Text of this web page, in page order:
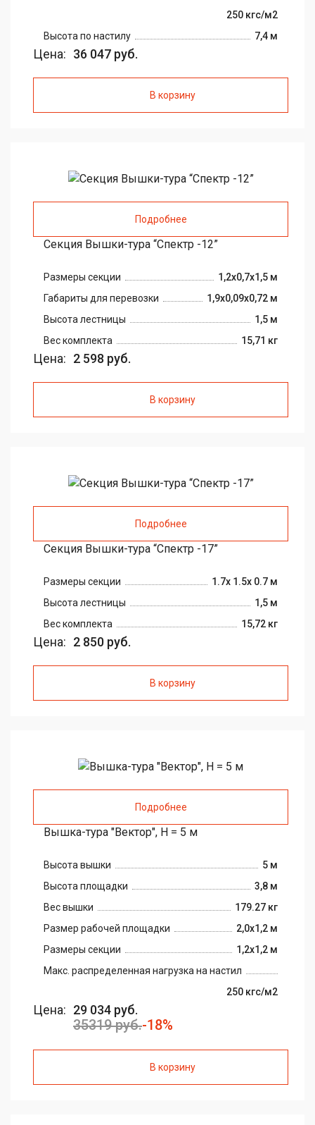
250 кгс/м2
Высота по настилу
7,4 м
Цена: 36 047 руб.
В корзину
Подробнее
Секция Вышки-тура “Спектр -12”
Размеры секции
1,2x0,7x1,5 м
Габариты для перевозки
1,9x0,09x0,72 м
Высота лестницы
1,5 м
Вес комплекта
15,71 кг
Цена: 2 598 руб.
В корзину
Подробнее
Секция Вышки-тура “Спектр -17”
Размеры секции
1.7х 1.5х 0.7 м
Высота лестницы
1,5 м
Вес комплекта
15,72 кг
Цена: 2 850 руб.
В корзину
Подробнее
Вышка-тура "Вектор", H = 5 м
Высота вышки
5 м
Высота площадки
3,8 м
Вес вышки
179.27 кг
Размер рабочей площадки
2,0х1,2 м
Размеры секции
1,2х1,2 м
Макс. распределенная нагрузка на настил
250 кгс/м2
Цена: 29 034 руб.
35319 руб.-18%
В корзину